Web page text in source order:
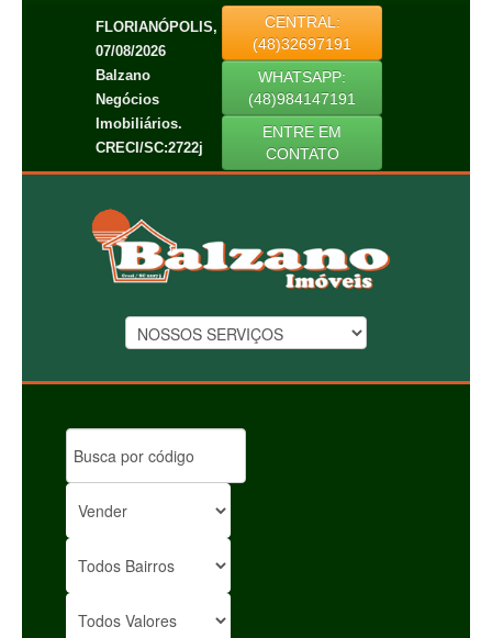
FLORIANÓPOLIS,
07/08/2026
Balzano
Negócios
Imobiliários.
CRECI/SC:2722j
CENTRAL:
(48)32697191
WHATSAPP:
(48)984147191
ENTRE EM
CONTATO